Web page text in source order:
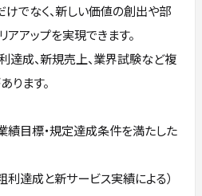
けでなく、新しい価値の創出や部
アップを実現できます。
成、新規売上、業界試験など複
ります。
績目標・規定達成条件を満たした
達成と新サービス実績による）